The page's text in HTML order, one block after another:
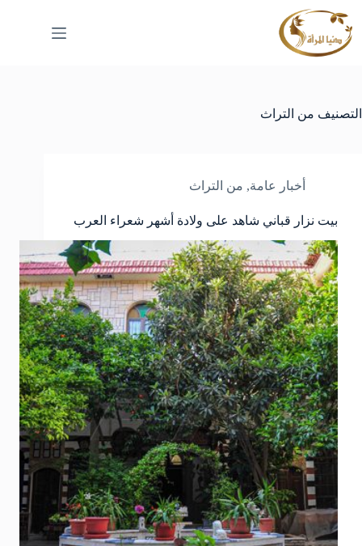
إلى
المحتوى
التصنيف من التراث
أخبار عامة, من التراث
بيت نزار قباني شاهد على ولادة أشهر شعراء العرب